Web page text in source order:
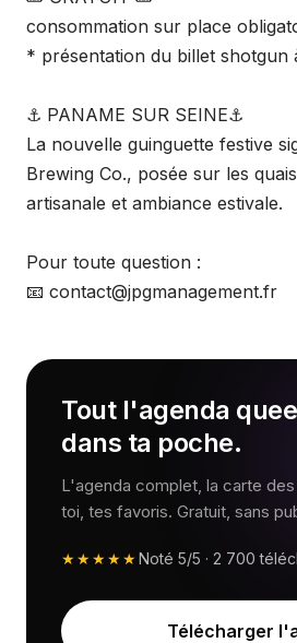
consommation sur place
* présentation du billet shotgun
⚓ PANAME SUR SEINE⚓
La nouvelle guinguette festive
Brewing Co., posée sur les
artisanale et ambiance estivale.
Pour toute question :
📧 contact@jpgmanagement.fr
Tout l'agenda
dans ta poche.
L'agenda complet, la carte
toi, tes favoris. Gratuit, sans
★★★★★Noté 5/5 · 2 700
Télécharger